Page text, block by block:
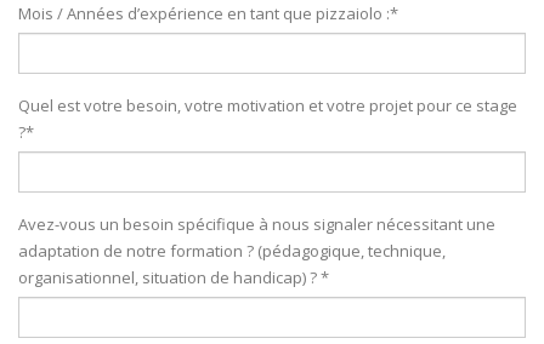
Mois / Années d’expérience en tant que pizzaiolo :*
Quel est votre besoin, votre motivation et votre projet pour ce stage
?*
Avez-vous un besoin spécifique à nous signaler nécessitant une
adaptation de notre formation ? (pédagogique, technique,
organisationnel, situation de handicap) ?*